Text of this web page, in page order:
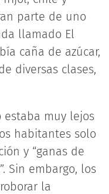
parte de uno
llamado El
caña de azúcar,
diversas clases,
muy lejos
habitantes solo
y “ganas de
Sin embargo, los
la